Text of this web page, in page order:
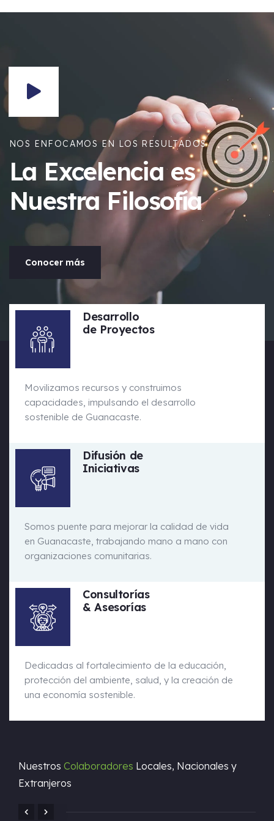
NOS ENFOCAMOS EN LOS RESULTADOS
La Excelencia es
Nuestra Filosofía
Conocer más
Desarrollo
de Proyectos
Movilizamos recursos y construimos
capacidades, impulsando el desarrollo
sostenible de Guanacaste.
Difusión de
Iniciativas
Somos puente para mejorar la calidad de vida
en Guanacaste, trabajando mano a mano con
organizaciones comunitarias.
Consultorías
& Asesorías
Dedicadas al fortalecimiento de la educación,
protección del ambiente, salud, y la creación de
una economía sostenible.
Nuestros Colaboradores Locales, Nacionales y
Extranjeros